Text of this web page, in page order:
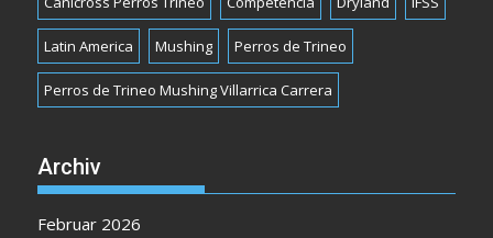
Latin America Mushing Perros de Trineo
Perros de Trineo Mushing Villarrica Carrera
Archiv
Februar 2026